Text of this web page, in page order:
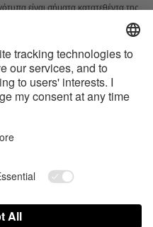
είναι σήματα κατατεθέντα της
σημάτων από την Satisfyer GmbH
Watch είναι εμπορικά σήματα της
του Google Play είναι εμπορικά
LLC.